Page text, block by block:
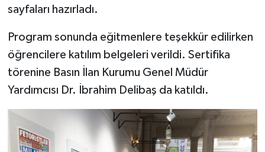
sayfaları hazırladı.
Program sonunda eğitmenlere teşekkür edilirken
öğrencilere katılım belgeleri verildi. Sertifika
törenine Basın İlan Kurumu Genel Müdür
Yardımcısı Dr. İbrahim Delibaş da katıldı.